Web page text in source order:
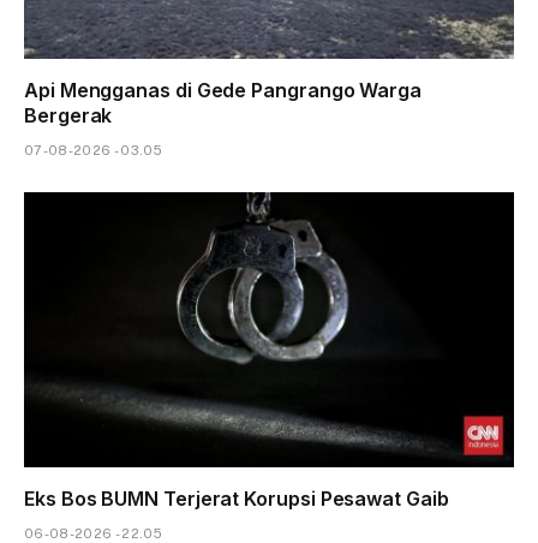
Api Mengganas di Gede Pangrango Warga
Bergerak
07-08-2026 - 03.05
Eks Bos BUMN Terjerat Korupsi Pesawat Gaib
06-08-2026 - 22.05